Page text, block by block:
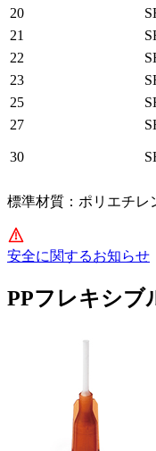
20
21
22
23
25
27
30
標準材質：ポリエチ
安全に関するお知らせ
PPフレキシブ